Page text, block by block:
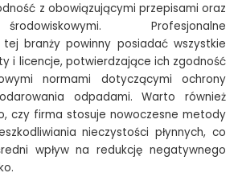
z obowiązującymi przepisami oraz
Profesjonalne
branży powinny posiadać wszystkie
i licencje, potwierdzające ich zgodność
normami dotyczącymi ochrony
odpadami. Warto również
czy firma stosuje nowoczesne metody
nieczystości płynnych, co
wpływ na redukcję negatywnego